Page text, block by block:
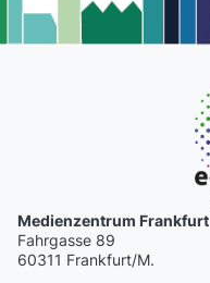
Medienzentrum Frankfurt
Fahrgasse 89
60311 Frankfurt/M.